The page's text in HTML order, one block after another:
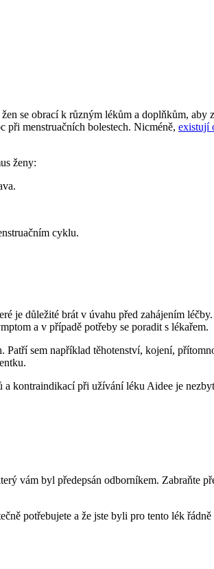
se obrací k různým lékům a doplňkům,
menstruačních bolestech. Nicméně, existují
ženy:
cyklu.
je důležité brát v úvahu před zahájením
a v případě potřeby se poradit s lékařem.
sem například těhotenství, kojení,
kontraindikací při užívání léku Aidee je
vám byl předepsán odborníkem. Zabraňte
potřebujete a že jste byli pro tento lék